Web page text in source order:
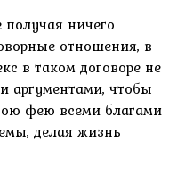
ничего
отношения, в
в таком договоре не
аргументами, чтобы
фею всеми благами
делая жизнь